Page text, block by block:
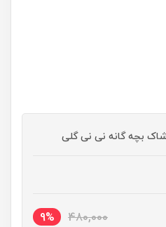
بچه گانه نی نی گلی
480,000
9%